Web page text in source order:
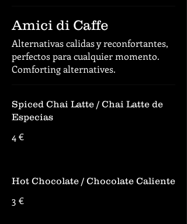
Amici di Caffe
Alternativas calidas y reconfortantes,
perfectos para cualquier momento.
Comforting alternatives.
Spiced Chai Latte / Chai Latte de
Especias
4 €
Hot Chocolate / Chocolate Caliente
3 €